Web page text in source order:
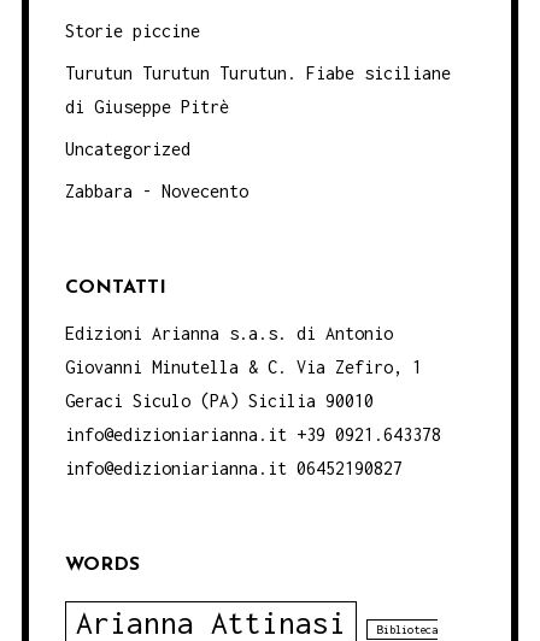
Storie piccine
Turutun Turutun Turutun. Fiabe siciliane
di Giuseppe Pitrè
Uncategorized
Zabbara - Novecento
CONTATTI
Edizioni Arianna s.a.s. di Antonio
Giovanni Minutella & C. Via Zefiro, 1
Geraci Siculo (PA) Sicilia 90010
info@edizioniarianna.it +39 0921.643378
info@edizioniarianna.it 06452190827
WORDS
Arianna Attinasi Biblioteca